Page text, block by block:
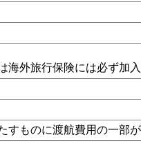
海外旅行保険には必ず加入
すものに渡航費用の一部